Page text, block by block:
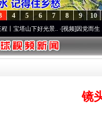
10
9
8
7
6
5
4
光景..·[视频]因党而生 为党而战——
镜